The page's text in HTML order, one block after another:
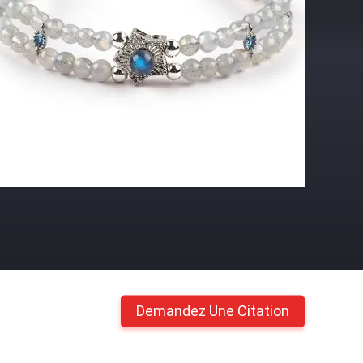
Demandez Une Citation